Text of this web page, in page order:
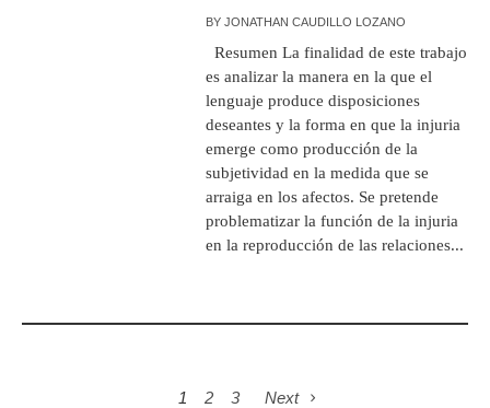
BYJONATHAN CAUDILLO LOZANO
Resumen La finalidad de este trabajo
es analizar la manera en la que el
lenguaje produce disposiciones
deseantes y la forma en que la injuria
emerge como producción de la
subjetividad en la medida que se
arraiga en los afectos. Se pretende
problematizar la función de la injuria
en la reproducción de las relaciones...
1 2 3 Next